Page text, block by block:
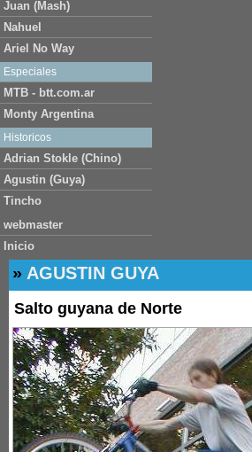
Juan (Mash)
Nahuel
Ariel No Way
Especiales
MTB - btt.com.ar
Monty Argentina
Historicos
Adrian Stokle (Chino)
Agustin (Guya)
Tincho
webmaster
Inicio
» AGUSTIN GUYA
Salto guyana de Norte